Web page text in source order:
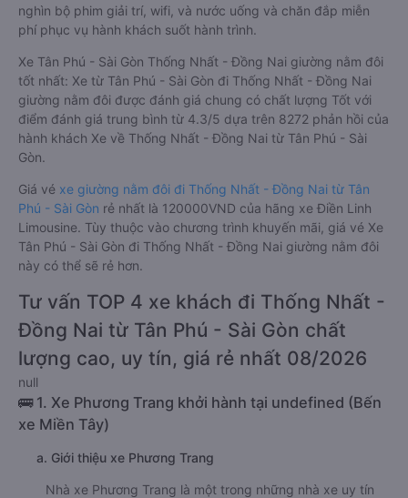
nghìn bộ phim giải trí, wifi, và nước uống và chăn đắp miễn
phí phục vụ hành khách suốt hành trình.
Xe Tân Phú - Sài Gòn Thống Nhất - Đồng Nai giường nằm đôi
tốt nhất: Xe từ Tân Phú - Sài Gòn đi Thống Nhất - Đồng Nai
giường nằm đôi được đánh giá chung có chất lượng Tốt với
điểm đánh giá trung bình từ 4.3/5 dựa trên 8272 phản hồi của
hành khách Xe về Thống Nhất - Đồng Nai từ Tân Phú - Sài
Gòn.
Giá vé xe giường nằm đôi đi Thống Nhất - Đồng Nai từ Tân
Phú - Sài Gòn rẻ nhất là 120000VND của hãng xe Điền Linh
Limousine. Tùy thuộc vào chương trình khuyến mãi, giá vé Xe
Tân Phú - Sài Gòn đi Thống Nhất - Đồng Nai giường nằm đôi
này có thể sẽ rẻ hơn.
Tư vấn TOP 4 xe khách đi Thống Nhất -
Đồng Nai từ Tân Phú - Sài Gòn chất
lượng cao, uy tín, giá rẻ nhất 08/2026
null
🚌 1. Xe Phương Trang khởi hành tại undefined (Bến
xe Miền Tây)
a. Giới thiệu xe Phương Trang
Nhà xe Phương Trang là một trong những nhà xe uy tín